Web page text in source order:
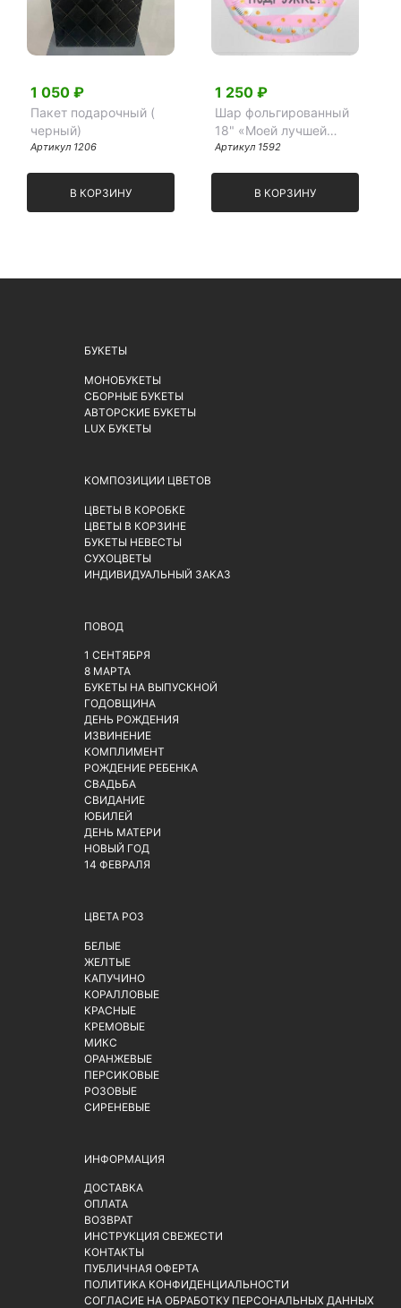
1 050 ₽
Пакет подарочный (
черный)
Артикул 1206
В КОРЗИНУ
1 250 ₽
Шар фольгированный
18" «Моей лучшей
подружке»
Артикул 1592
В КОРЗИНУ
БУКЕТЫ
МОНОБУКЕТЫ
СБОРНЫЕ БУКЕТЫ
АВТОРСКИЕ БУКЕТЫ
LUX БУКЕТЫ
КОМПОЗИЦИИ ЦВЕТОВ
ЦВЕТЫ В КОРОБКЕ
ЦВЕТЫ В КОРЗИНЕ
БУКЕТЫ НЕВЕСТЫ
СУХОЦВЕТЫ
ИНДИВИДУАЛЬНЫЙ ЗАКАЗ
ПОВОД
1 СЕНТЯБРЯ
8 МАРТА
БУКЕТЫ НА ВЫПУСКНОЙ
ГОДОВЩИНА
ДЕНЬ РОЖДЕНИЯ
ИЗВИНЕНИЕ
КОМПЛИМЕНТ
РОЖДЕНИЕ РЕБЕНКА
СВАДЬБА
СВИДАНИЕ
ЮБИЛЕЙ
ДЕНЬ МАТЕРИ
НОВЫЙ ГОД
14 ФЕВРАЛЯ
ЦВЕТА РОЗ
БЕЛЫЕ
ЖЕЛТЫЕ
КАПУЧИНО
КОРАЛЛОВЫЕ
КРАСНЫЕ
КРЕМОВЫЕ
МИКС
ОРАНЖЕВЫЕ
ПЕРСИКОВЫЕ
РОЗОВЫЕ
СИРЕНЕВЫЕ
ИНФОРМАЦИЯ
ДОСТАВКА
ОПЛАТА
ВОЗВРАТ
ИНСТРУКЦИЯ СВЕЖЕСТИ
КОНТАКТЫ
ПУБЛИЧНАЯ ОФЕРТА
ПОЛИТИКА КОНФИДЕНЦИАЛЬНОСТИ
СОГЛАСИЕ НА ОБРАБОТКУ ПЕРСОНАЛЬНЫХ ДАННЫХ